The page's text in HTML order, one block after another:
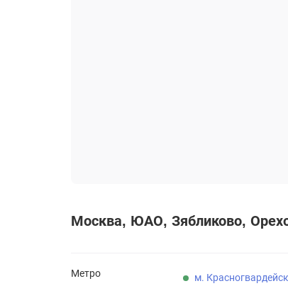
Москва ЮАО Зябликово
Метро м.